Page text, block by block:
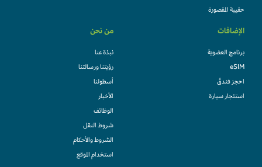
حقيبة المقصورة
الإضافات
برنامج العضوية
eSIM
احجز فندقً
استئجار سيارة
من نحن
نبذة عنا
رؤيتنا ورسالتنا
أسطولنا
الأخبار
الوظائف
شروط النقل
الشروط والأحكام
استخدام الموقع